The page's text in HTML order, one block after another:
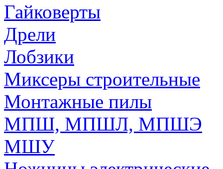
Гайковерты
Дрели
Лобзики
Миксеры строительные
Монтажные пилы
МПШ, МПШЛ, МПШЭ
МШУ